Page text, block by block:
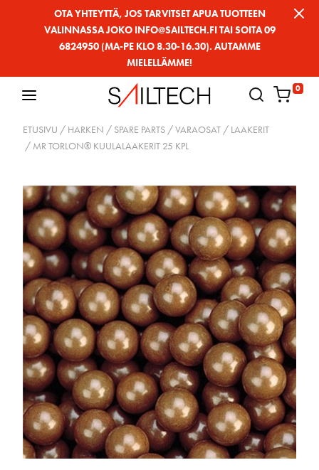
OTA YHTEYTTÄ, JOS TARVITSET APUA TUOTTEEN
VALINNASSA JOKO INFO@SAILTECH.FI TAI SOITA 09
6824950 (MA-PE KLO 8.30-16.30). AUTAMME
MIELELLÄMME!
0
ETUSIVU / HARKEN / SPARE PARTS / VARAOSAT / LAAKERIT
/ MR TORLON® KUULALAAKERIT 25 KPL